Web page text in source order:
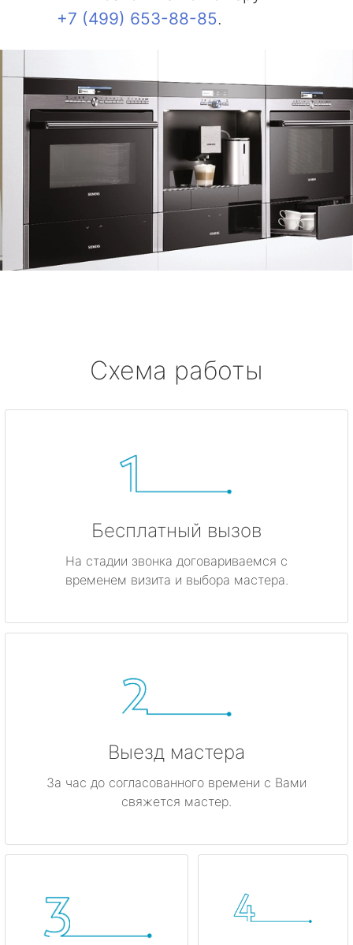
+7 (499) 653-88-85.
Схема работы
Бесплатный вызов
На стадии звонка договариваемся с
временем визита и выбора мастера.
Выезд мастера
За час до согласованного времени с Вами
свяжется мастер.